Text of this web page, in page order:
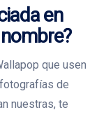
en
que usen
de
nuestras, te